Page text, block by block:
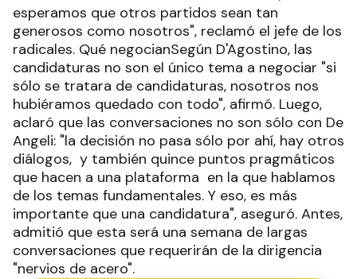
esperamos que otros partidos sean tan
generosos como nosotros", reclamó el jefe de los
radicales. Qué negocianSegún D'Agostino, las
candidaturas no son el único tema a negociar "si
sólo se tratara de candidaturas, nosotros nos
hubiéramos quedado con todo", afirmó. Luego,
aclaró que las conversaciones no son sólo con De
Angeli: "la decisión no pasa sólo por ahí, hay otros
diálogos, y también quince puntos pragmáticos
que hacen a una plataforma en la que hablamos
de los temas fundamentales. Y eso, es más
importante que una candidatura", aseguró. Antes,
admitió que esta será una semana de largas
conversaciones que requerirán de la dirigencia
"nervios de acero".